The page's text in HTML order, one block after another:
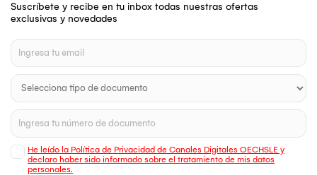
Suscríbete y recibe en tu inbox todas nuestras ofertas
exclusivas y novedades
He leído la Política de Privacidad de Canales Digitales OECHSLE y
declaro haber sido informado sobre el tratamiento de mis datos
personales.